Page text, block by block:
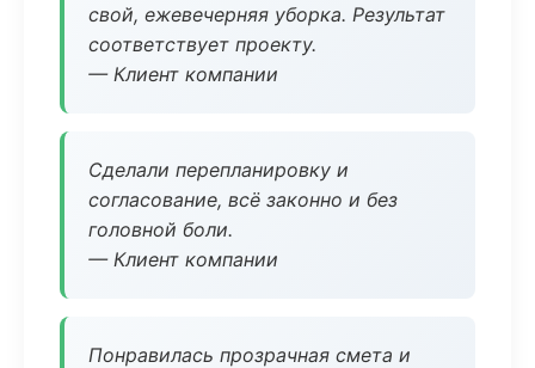
свой, ежевечерняя уборка. Результат
соответствует проекту.
— Клиент компании
Сделали перепланировку и
согласование, всё законно и без
головной боли.
— Клиент компании
Понравилась прозрачная смета и